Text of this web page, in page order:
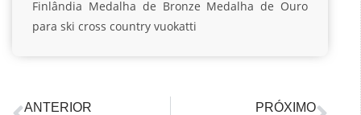
Finlândia Medalha de Bronze Medalha de Ouro
para ski cross country vuokatti
ANTERIOR PRÓXIMO